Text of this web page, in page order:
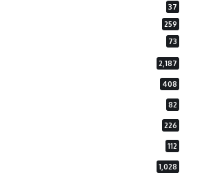
37
259
73
2,187
408
82
226
112
1,028